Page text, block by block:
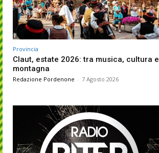
Provincia
Claut, estate 2026: tra musica, cultura e
montagna
Redazione Pordenone - 7 Agosto 2026